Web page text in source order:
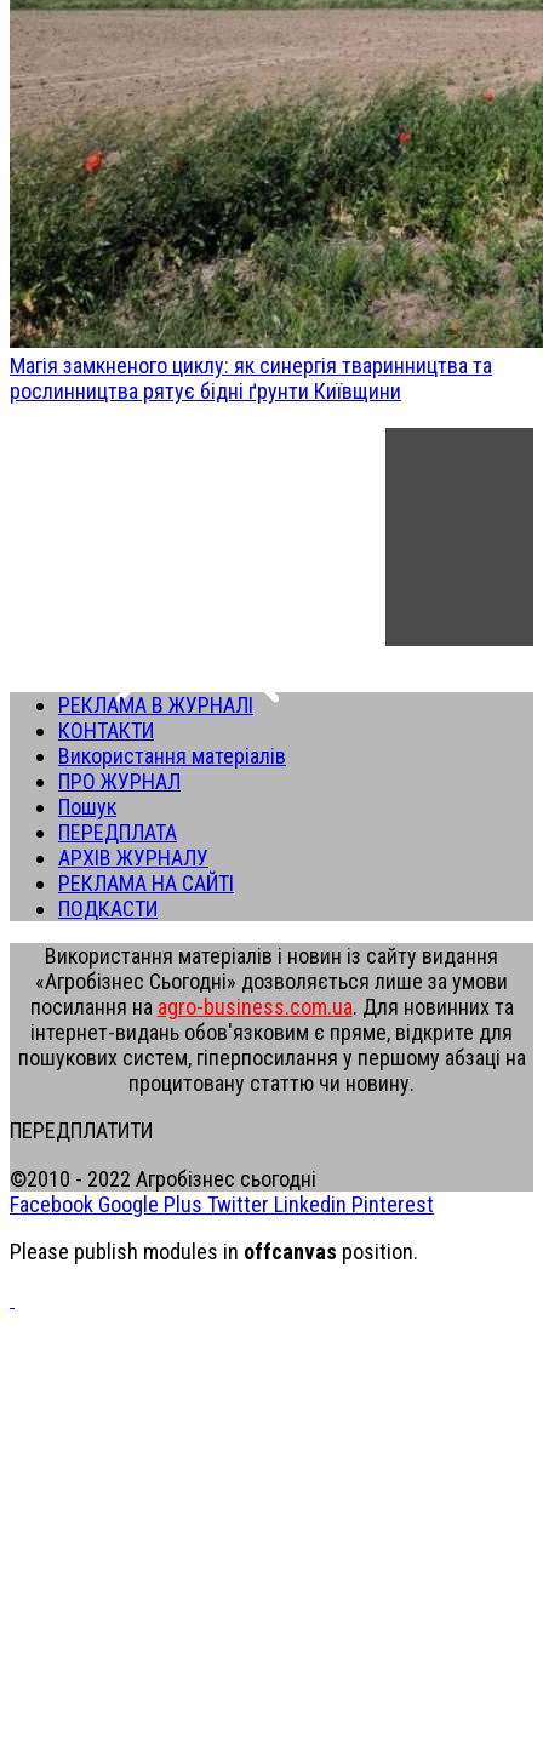
Магія замкненого циклу: як синергія тваринництва та
рослинництва рятує бідні ґрунти Київщини
РЕКЛАМА В ЖУРНАЛІ
КОНТАКТИ
Використання матеріалів
ПРО ЖУРНАЛ
Пошук
ПЕРЕДПЛАТА
АРХІВ ЖУРНАЛУ
РЕКЛАМА НА САЙТІ
ПОДКАСТИ
Використання матеріалів і новин із сайту видання
«Агробізнес Сьогодні» дозволяється лише за умови
посилання на agro-business.com.ua. Для новинних та
інтернет-видань обов'язковим є пряме, відкрите для
пошукових систем, гіперпосилання у першому абзаці на
процитовану статтю чи новину.
ПЕРЕДПЛАТИТИ
©2010 - 2022 Агробізнес сьогодні
Facebook Google Plus Twitter Linkedin Pinterest
Please publish modules in offcanvas position.